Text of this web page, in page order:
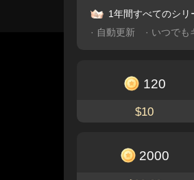
1年間すべてのシ
· 自動更新
· いつで
120
$10
2000